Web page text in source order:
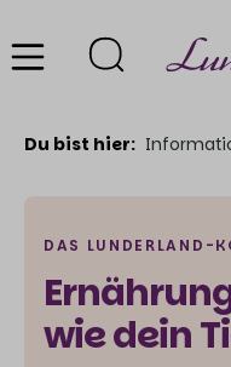
Du bist hier:
DAS LUNDERLAND-
wie dein